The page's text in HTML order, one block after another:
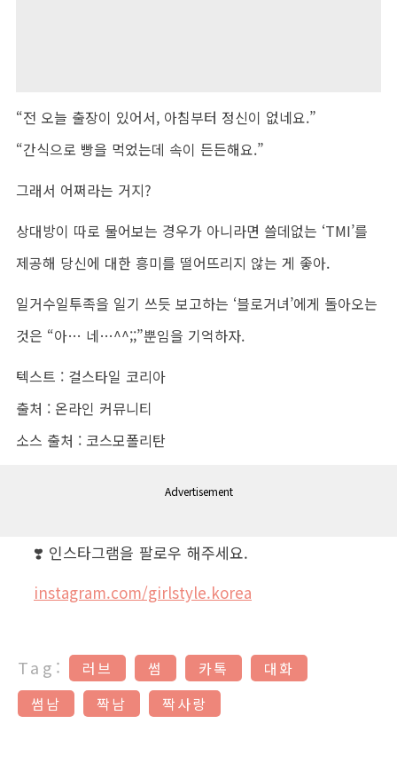
“전 오늘 출장이 있어서, 아침부터 정신이 없네요.”
“간식으로 빵을 먹었는데 속이 든든해요.”
그래서 어쩌라는 거지?
상대방이 따로 물어보는 경우가 아니라면 쓸데없는 ‘TMI’를
제공해 당신에 대한 흥미를 떨어뜨리지 않는 게 좋아.
일거수일투족을 일기 쓰듯 보고하는 ‘블로거녀’에게 돌아오는
것은 “아… 네…^^;;”뿐임을 기억하자.
텍스트 : 걸스타일 코리아
출처 : 온라인 커뮤니티
소스 출처 : 코스모폴리탄
Advertisement
❣️ 인스타그램을 팔로우 해주세요.
instagram.com/girlstyle.korea
Tag: 러브 썸 카톡
대화
썸남
짝남 짝사랑